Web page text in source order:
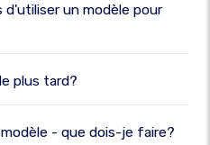
d'utiliser un modèle pour
plus tard?
- que dois-je faire?